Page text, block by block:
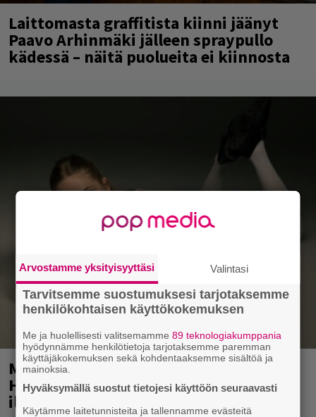
Laittomasta graffitista kiinni jäänyt
Paavo Arhinmäki jälleen spraypullo
kädessä – näitä puolueita ei kiinnosta
Mainio ohjelmatoimisto juhlii
Helsingissä 10-vuotista taivaltaan –
ilmaistapahtumassa loistoesiintyjät
Arvostamme yksityisyyttäsi Valintasi
Tarvitsemme suostumuksesi tarjotaksemme
henkilökohtaisen käyttökokemuksen
Me ja huolellisesti valitsemamme89 teknologiakumppania
hyödynnämme henkilötietoja tarjotaksemme paremman
käyttäjäkokemuksen sekä kohdentaaksemme sisältöä ja
mainoksia.
Hyväksymällä suostut tietojesi käyttöön seuraavasti
Käytämme laitetunnisteita ja tallennamme evästeitä